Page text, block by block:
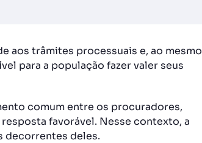
aos trâmites processuais e, ao mesmo
para a população fazer valer seus
comum entre os procuradores,
favorável. Nesse contexto, a
decorrentes deles.